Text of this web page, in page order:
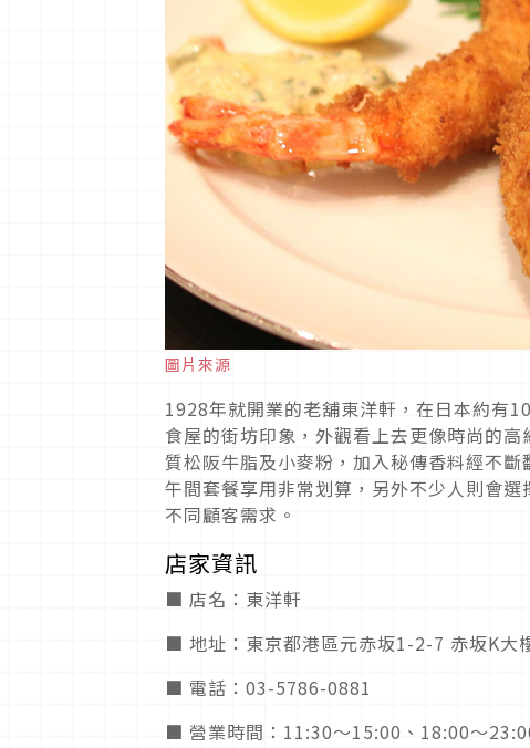
圖片來源
1928年就開業的老舖東洋軒，在日本約有
食屋的街坊印象，外觀看上去更像時尚的
質松阪牛脂及小麥粉，加入秘傳香料經不
午間套餐享用非常划算，另外不少人則會
不同顧客需求。
店家資訊
■ 店名：東洋軒
■ 地址：東京都港區元赤坂1-2-7 赤坂K大
■ 電話：03-5786-0881
■ 營業時間：11:30～15:00、18:00～